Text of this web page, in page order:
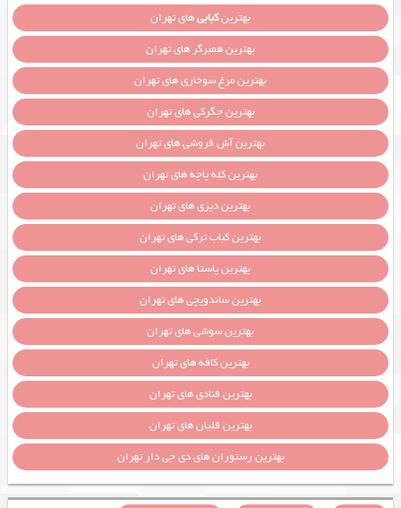
بهترینکبابیهای تهران
بهترین همبرگر های تهران
بهترین مرغ سوخاری های تهران
بهترین جگرکی های تهران
بهترین آش فروشی های تهران
بهترین کله پاچه های تهران
بهترین دیزی های تهران
بهترین کباب ترکی های تهران
بهترین پاستا های تهران
بهترین ساندویچی های تهران
بهترین سوشی های تهران
بهترین کافه های تهران
بهترین قنادی های تهران
بهترین قلیان های تهران
بهترین رستوران های دی جی دار تهران